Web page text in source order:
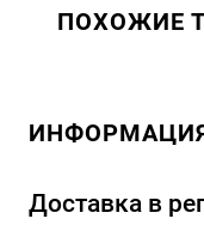
ПОХОЖИЕ
Доставка в